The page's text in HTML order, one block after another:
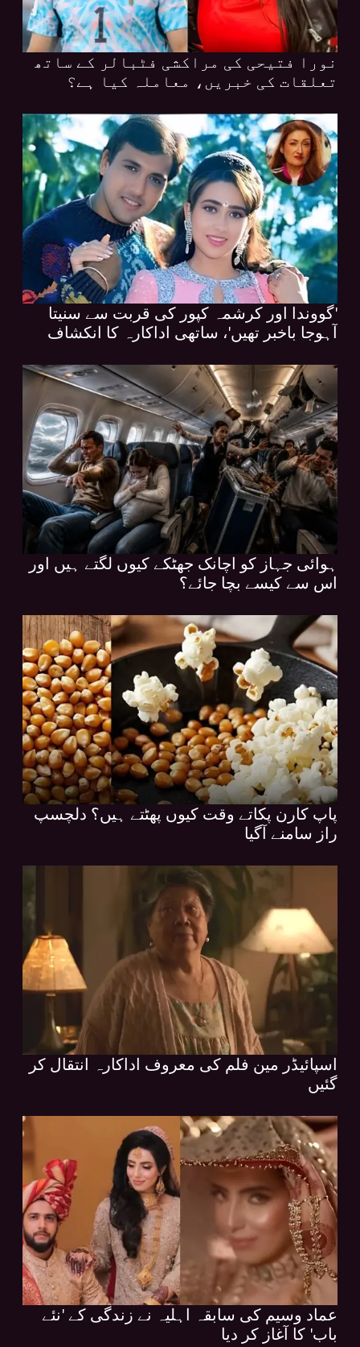
نورا فتیحی کی مراکشی فٹبالر کے ساتھ
تعلقات کی خبریں، معاملہ کیا ہے؟
'گووندا اور کرشمہ کپور کی قربت سے سنیتا
آہوجا باخبر تھیں'، ساتھی اداکارہ کا انکشاف
ہوائی جہاز کو اچانک جھٹکے کیوں لگتے ہیں اور
اس سے کیسے بچا جائے؟
پاپ کارن پکاتے وقت کیوں پھٹتے ہیں؟ دلچسپ
راز سامنے آگیا
اسپائیڈر مین فلم کی معروف اداکارہ انتقال کر
گئیں
عماد وسیم کی سابقہ اہلیہ نے زندگی کے 'نئے
باب' کا آغاز کر دیا